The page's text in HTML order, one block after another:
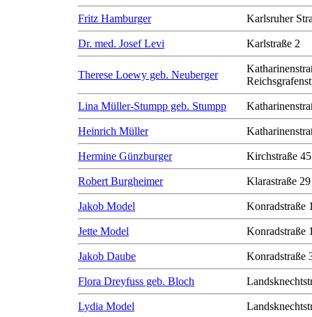
Fritz Hamburger Karlsruher
Dr. med. Josef Levi Karlstraße 2
Therese Loewy geb. Neuberger
Lina Müller-Stumpp geb. Stumpp
Heinrich Müller
Hermine Günzburger Kirchstraße 45
Robert Burgheimer Klarastraße 29
Jakob Model Konradstraße
Jette Model Konradstraße
Jakob Daube Konradstraße
Flora Dreyfuss geb. Bloch
Lydia Model